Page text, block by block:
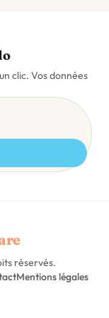
clic. Vos données
réservés.
Mentions légales